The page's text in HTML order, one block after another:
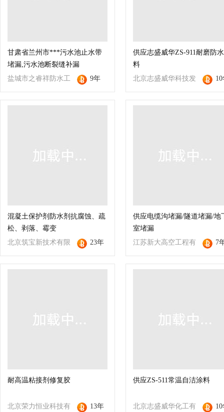
甘肃省兰州市***污水池止水带
堵漏,污水池断裂缝补漏
盐城市之睿祥防水工
程有限公司
9年
供应志盛威华ZS-911耐磨防
料
北京志盛威华科技发
展有限公司
混凝土保护剂防水剂抗腐蚀、疏
松、剥落、霉变
北京筑宝新技术有限
公司
23年
供应电缆沟堵漏/隧道堵漏/地
室堵漏
江苏新大高空工程有
限公司
7
耐高温粘接剂修复胶
北京荣力恒业科技有 13年
供应ZS-511常温自洁涂料
北京志盛威华化工有